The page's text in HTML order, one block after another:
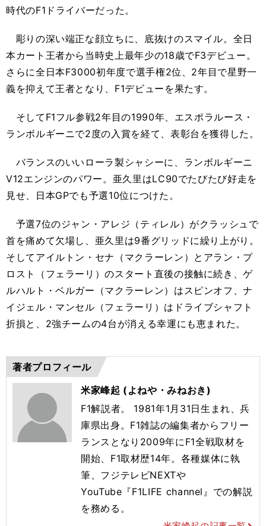
時代のF1ドライバーだった。
彫りの深い端正な顔立ちに、底抜けのスマイル。全日
本カート王者から当時史上最年少の18歳でF3デビュー。
さらに全日本F3000初年度で選手権2位、2年目で星野一
義を抑えて王者となり、F1デビューを果たす。
そしてF1フル参戦2年目の1990年、エスポラルース・
ランボルギーニで2度の入賞を経て、表彰台を獲得した。
バランスのいいローラ製シャシーに、ランボルギーニ
V12エンジンのパワー。亜久里はLC90でたびたび好走を
見せ、日本GPでも予選10位につけた。
予選7位のジャン・アレジ（ティレル）がクラッシュで
首を痛めて欠場し、亜久里は9番グリッドに繰り上がり。
そしてアイルトン・セナ（マクラーレン）とアラン・プ
ロスト（フェラーリ）のスタート直後の接触に続き、ゲ
ルハルト・ベルガー（マクラーレン）はスピンオフ、ナ
イジェル・マンセル（フェラーリ）はドライブシャフト
折損と、2強チームの4台が消える幸運にも恵まれた。
著者プロフィール
米家峰起 (よねや・みねおき)
F1解説者。 1981年1月31日生まれ、兵
庫県出身。F1雑誌の編集者からフリー
ランスとなり2009年にF1全戦取材を
開始、F1取材歴14年。各種媒体に執
筆、フジテレビNEXTや
YouTube『F1LIFE channel』での解説
を務める。